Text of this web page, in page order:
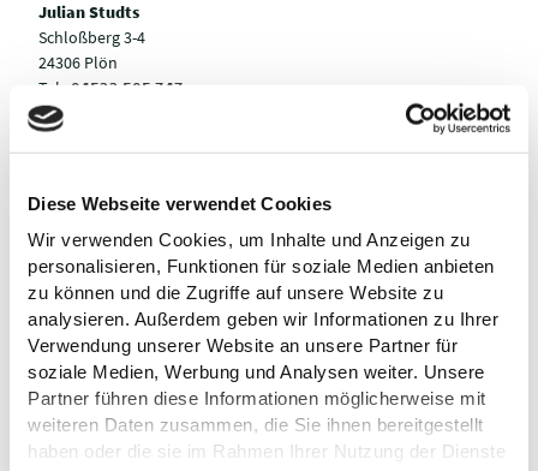
Diese Webseite verwendet Cookies
Wir verwenden Cookies, um Inhalte und Anzeigen zu
personalisieren, Funktionen für soziale Medien anbieten
zu können und die Zugriffe auf unsere Website zu
analysieren. Außerdem geben wir Informationen zu Ihrer
Verwendung unserer Website an unsere Partner für
soziale Medien, Werbung und Analysen weiter. Unsere
Partner führen diese Informationen möglicherweise mit
weiteren Daten zusammen, die Sie ihnen bereitgestellt
haben oder die sie im Rahmen Ihrer Nutzung der Dienste
Julian Studts
Schloßberg 3-4
24306 Plön
Tel.: 04522 505 747
E-Mail: